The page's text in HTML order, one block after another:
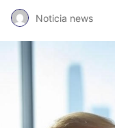
Noticia news